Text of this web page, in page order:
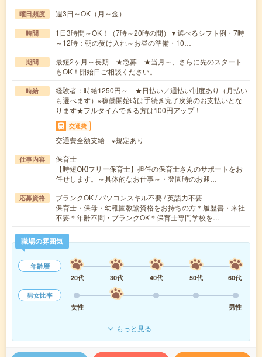
曜日頻度 週3日～OK（月～金）
時間
1日3時間～OK！（7時～20時の間）▼選べるシフト例・7時
～12時：朝の受け入れ～お昼の準備・10…
期間
最短2ヶ月～長期 ★急募 ★当月～、さらに先のスタート
もOK！開始日ご相談ください。
時給
経験者：時給1250円～ ★日払い／週払い制度あり（月払い
も選べます）※稼働開始時は手続き完了次第のお支払いとな
ります★フルタイムできる方は100円アップ！
交通費
交通費全額支給 ※規定あり
仕事内容
保育士
【時短OK!フリー保育士】担任の保育士さんのサポートをお
任せします。～具体的なお仕事～・登園時のお迎…
応募資格
ブランクOK / パソコンスキル不要 / 英語力不要
保育士・保母・幼稚園教諭資格をお持ちの方＊履歴書・来社
不要＊年齢不問・ブランクOK＊保育士専門学校を…
職場の雰囲気
年齢層
20代
30代 40代 50代
60代
男女比率
女性
男性
もっと見る